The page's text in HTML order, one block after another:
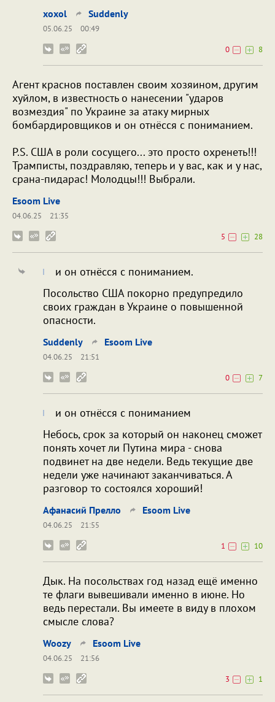
xoxol Suddenly
05.06.25
00:49
0
8
Агент краснов поставлен своим хозяином, другим
хуйлом, в известность о нанесении "ударов
возмездия" по Украине за атаку мирных
бомбардировщиков и он отнёсся с пониманием.
P.S. США в роли сосущего... это просто охренеть!!!
Трамписты, поздравляю, теперь и у вас, как и у нас,
срана-пидарас! Молодцы!!! Выбрали.
Esoom Live
04.06.25
21:35
5
28
и он отнёсся с пониманием.
Посольство США покорно предупредило
своих граждан в Украине о повышенной
опасности.
Suddenly Esoom Live
04.06.25
21:51
0
7
и он отнёсся с пониманием
Небось, срок за который он наконец сможет
понять хочет ли Путина мира - снова
подвинет на две недели. Ведь текущие две
недели уже начинают заканчиваться. А
разговор то состоялся хороший!
Афанасий Прелло Esoom Live
04.06.25
21:55
1
10
Дык. На посольствах год назад ещё именно
те флаги вывешивали именно в июне. Но
ведь перестали. Вы имеете в виду в плохом
смысле слова?
Woozy Esoom Live
04.06.25
21:56
3
1